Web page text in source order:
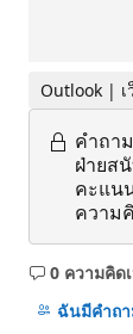
Outlook |
คำถา
ฝ่ายส
คะแน
ความ
0 ความคิด
ไม่มี
ข้อคิด
ฉันมีคําถ